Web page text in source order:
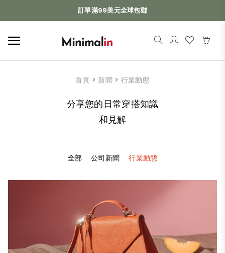
訂單滿99美元全球包郵
首頁 >新聞 > 行業動態
分享您的日常穿搭知識
和見解
全部 公司新聞 行業動態